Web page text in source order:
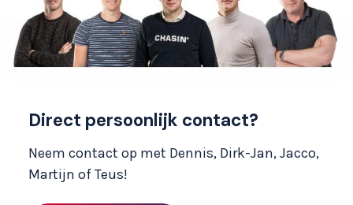
Direct persoonlijk contact?
Neem contact op met Dennis, Dirk-Jan, Jacco,
Martijn of Teus!